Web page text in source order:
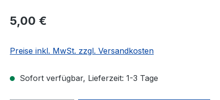
Regulärer Preis:
5,00 €
Preise inkl. MwSt. zzgl. Versandkosten
Sofort verfügbar, Lieferzeit: 1-3 Tage